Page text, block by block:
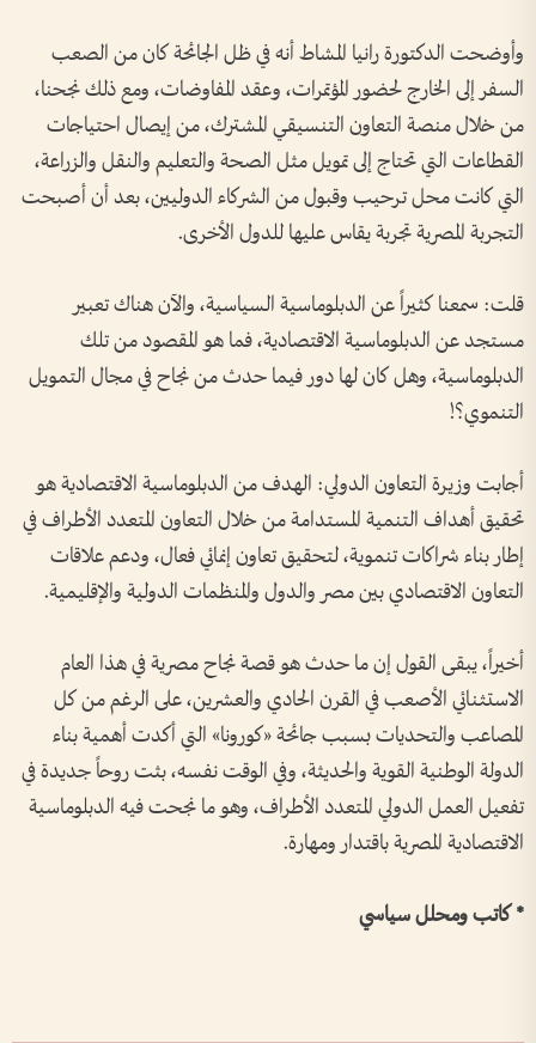
وأوضحت الدكتورة رانيا المشاط أنه في ظل الجائحة كان من الصعب
السفر إلى الخارج لحضور المؤتمرات، وعقد المفاوضات، ومع ذلك نجحنا،
من خلال منصة التعاون التنسيقي المشترك، من إيصال احتياجات
القطاعات التي تحتاج إلى تمويل مثل الصحة والتعليم والنقل والزراعة،
التي كانت محل ترحيب وقبول من الشركاء الدوليين، بعد أن أصبحت
التجربة المصرية تجربة يقاس عليها للدول الأخرى.
قلت: سمعنا كثيراً عن الدبلوماسية السياسية، والآن هناك تعبير
مستجد عن الدبلوماسية الاقتصادية، فما هو المقصود من تلك
الدبلوماسية، وهل كان لها دور فيما حدث من نجاح في مجال التمويل
التنموي؟!
أجابت وزيرة التعاون الدولي: الهدف من الدبلوماسية الاقتصادية هو
تحقيق أهداف التنمية المستدامة من خلال التعاون المتعدد الأطراف في
إطار بناء شراكات تنموية، لتحقيق تعاون إنمائي فعال، ودعم علاقات
التعاون الاقتصادي بين مصر والدول والمنظمات الدولية والإقليمية.
أخيراً، يبقى القول إن ما حدث هو قصة نجاح مصرية في هذا العام
الاستثنائي الأصعب في القرن الحادي والعشرين، على الرغم من كل
المصاعب والتحديات بسبب جائحة «كورونا» التي أكدت أهمية بناء
الدولة الوطنية القوية والحديثة، وفي الوقت نفسه، بثت روحاً جديدة في
تفعيل العمل الدولي المتعدد الأطراف، وهو ما نجحت فيه الدبلوماسية
الاقتصادية المصرية باقتدار ومهارة.
* كاتب ومحلل سياسي